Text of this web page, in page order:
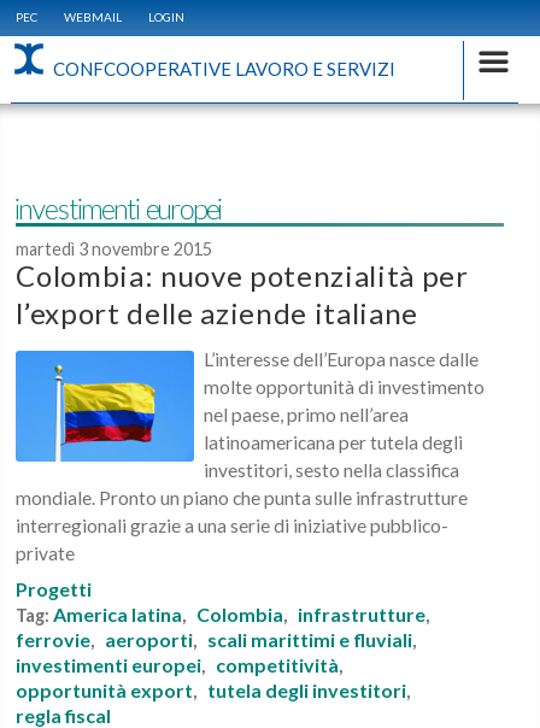
PEC WEBMAIL LOGIN
CONFCOOPERATIVE LAVORO E SERVIZI
investimenti europei
martedì 3 novembre 2015
Colombia: nuove potenzialità per
l’export delle aziende italiane
L’interesse dell’Europa nasce dalle
molte opportunità di investimento
nel paese, primo nell’area
latinoamericana per tutela degli
investitori, sesto nella classifica
mondiale. Pronto un piano che punta sulle infrastrutture
interregionali grazie a una serie di iniziative pubblico-
private
Progetti
Tag:America latina, Colombia, infrastrutture,
ferrovie, aeroporti, scali marittimi e fluviali,
investimenti europei, competitività,
opportunità export, tutela degli investitori,
regla fiscal